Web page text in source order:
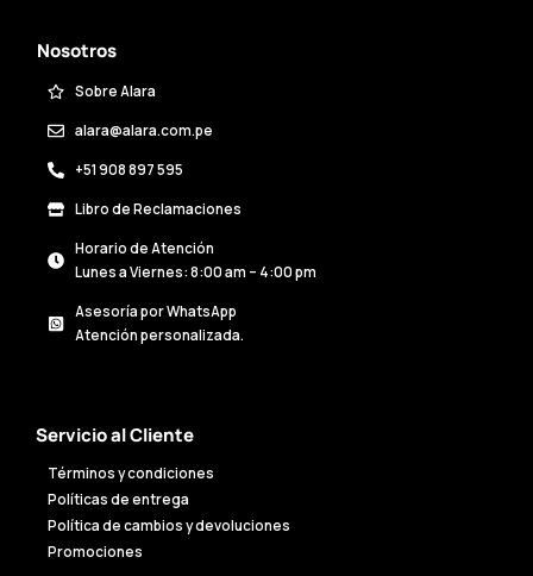
Nosotros
Sobre Alara
alara@alara.com.pe
+51 908 897 595
Libro de Reclamaciones
Horario de Atención
Lunes a Viernes: 8:00 am – 4:00 pm
Asesoría por WhatsApp
Atención personalizada.
Servicio al Cliente
Términos y condiciones
Políticas de entrega
Política de cambios y devoluciones
Promociones